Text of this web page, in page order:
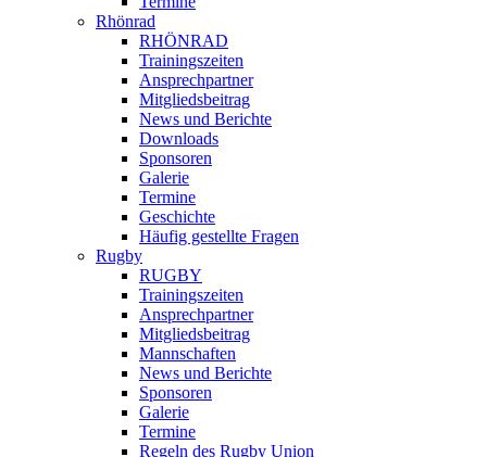
Rhönrad
RHÖNRAD
Trainingszeiten
Ansprechpartner
Mitgliedsbeitrag
News und Berichte
Downloads
Sponsoren
Galerie
Termine
Geschichte
Häufig gestellte Fragen
Rugby
RUGBY
Trainingszeiten
Ansprechpartner
Mitgliedsbeitrag
Mannschaften
News und Berichte
Sponsoren
Galerie
Termine
Regeln des Rugby Union